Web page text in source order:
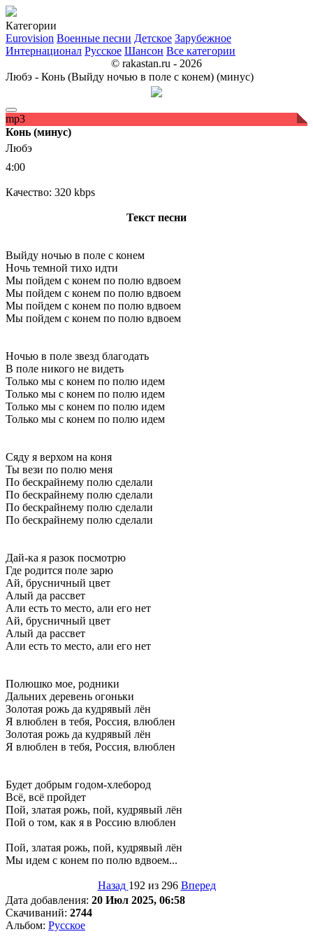
Категории
Eurovision Военные песни Детское Зарубежное
Интернационал Русское Шансон Все категории
© rakastan.ru - 2026
Любэ - Конь (Выйду ночью в поле с конем) (минус)
mp3
Конь (минус)
Любэ
4:00
Качество: 320 kbps
Текст песни
Выйду ночью в поле с конем
Ночь темной тихо идти
Мы пойдем с конем по полю вдвоем
Мы пойдем с конем по полю вдвоем
Мы пойдем с конем по полю вдвоем
Мы пойдем с конем по полю вдвоем
Ночью в поле звезд благодать
В поле никого не видеть
Только мы с конем по полю идем
Только мы с конем по полю идем
Только мы с конем по полю идем
Только мы с конем по полю идем
Сяду я верхом на коня
Ты вези по полю меня
По бескрайнему полю сделали
По бескрайнему полю сделали
По бескрайнему полю сделали
По бескрайнему полю сделали
Дай-ка я разок посмотрю
Где родится поле зарю
Ай, брусничный цвет
Алый да рассвет
Али есть то место, али его нет
Ай, брусничный цвет
Алый да рассвет
Али есть то место, али его нет
Полюшко мое, родники
Дальних деревень огоньки
Золотая рожь да кудрявый лён
Я влюблен в тебя, Россия, влюблен
Золотая рожь да кудрявый лён
Я влюблен в тебя, Россия, влюблен
Будет добрым годом-хлебород
Всё, всё пройдет
Пой, златая рожь, пой, кудрявый лён
Пой о том, как я в Россию влюблен
Пой, златая рожь, пой, кудрявый лён
Мы идем с конем по полю вдвоем...
Назад 192 из 296 Вперед
Дата добавления: 20 Июл 2025, 06:58
Скачиваний: 2744
Альбом: Русское